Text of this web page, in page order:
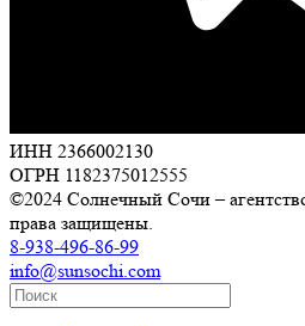
ИНН 2366002130
ОГРН 1182375012555
©2024 Солнечный Сочи –
права защищены.
8-938-496-86-99
info@sunsochi.com